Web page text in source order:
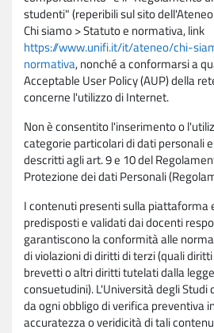
studenti" (reperibili sul sito
Chi siamo > Statuto e normativa, link
https://www.unifi.it/it/ateneo/chi-
normativa, nonché a conformarsi a
Acceptable User Policy (AUP) della
concerne l'utilizzo di Internet.
Non è consentito l'inserimento o
categorie particolari di dati personali
descritti agli art. 9 e 10 del
Protezione dei dati Personali
I contenuti presenti sulla piattaforma
predisposti e validati dai docenti
garantiscono la conformità alle
di violazioni di diritti di terzi (quali
brevetti o altri diritti tutelati dalla
consuetudini). L'Università degli Studi
da ogni obbligo di verifica preventiva
accuratezza o veridicità di tali